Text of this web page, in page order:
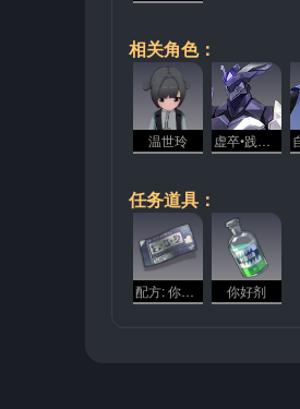
相关角色：
温世玲 虚卒•践踏者
任务道具：
配方: 你好剂 你好剂